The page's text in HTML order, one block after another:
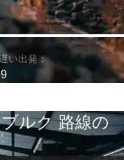
い出発：
ルク 路線の